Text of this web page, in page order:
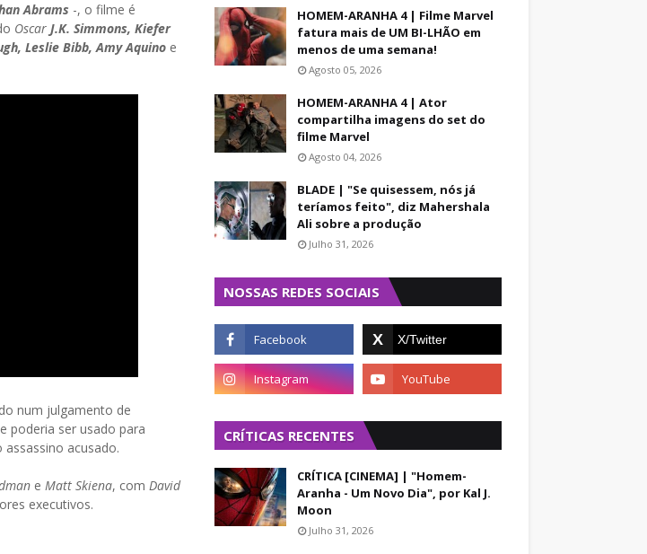
Abrams -, o filme é
Oscar J.K. Simmons, Kiefer
Leslie Bibb, Amy Aquino e
num julgamento de
poderia ser usado para
acusado.
e Matt Skiena, com David
executivos.
HOMEM-ARANHA 4 | Filme Marvel
fatura mais de UM BI-LHÃO em
menos de uma semana!
Agosto 05, 2026
HOMEM-ARANHA 4 | Ator
compartilha imagens do set do
filme Marvel
Agosto 04, 2026
BLADE | "Se quisessem, nós já
teríamos feito", diz Mahershala
Ali sobre a produção
Julho 31, 2026
NOSSAS REDES SOCIAIS
CRÍTICAS RECENTES
CRÍTICA [CINEMA] | "Homem-
Aranha - Um Novo Dia", por Kal J.
Moon
Julho 31, 2026